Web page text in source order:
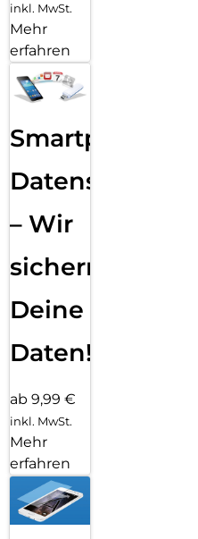
inkl. MwSt.
Mehr
erfahren
Smartphone
Datensicherung
– Wir
sichern
Deine
Daten!
ab 9,99 €
inkl. MwSt.
Mehr
erfahren